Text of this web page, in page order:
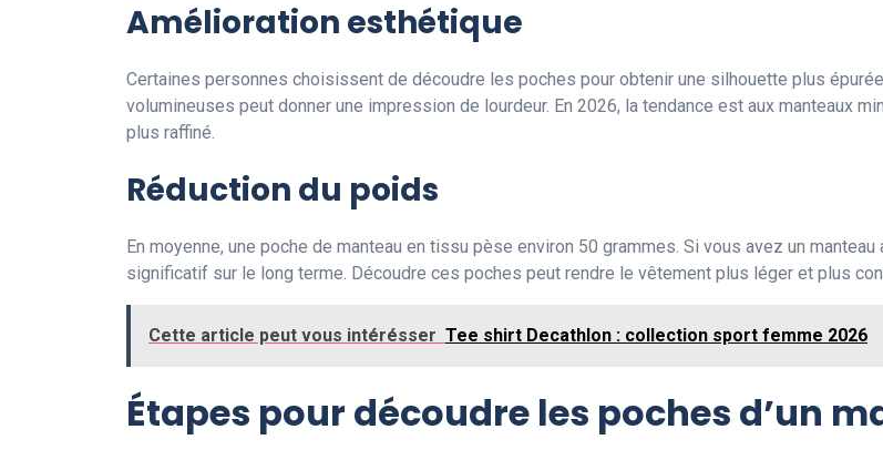
Amélioration esthétique
Certaines personnes choisissent de découdre les poches pour obtenir une silhouette plus
volumineuses peut donner une impression de lourdeur. En 2026, la tendance est aux manteaux
plus raffiné.
Réduction du poids
En moyenne, une poche de manteau en tissu pèse environ 50 grammes. Si vous avez un
significatif sur le long terme. Découdre ces poches peut rendre le vêtement plus léger et plus
Cette article peut vous intérésser Tee shirt Decathlon : collection sport femme 2026
Étapes pour découdre les poches d’un